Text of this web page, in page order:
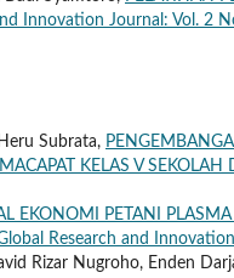
Innovation Journal: Vol. 2
Subrata,
KELAS V SEKOLAH
EKONOMI PETANI
Research and
Rizar Nugroho, Enden